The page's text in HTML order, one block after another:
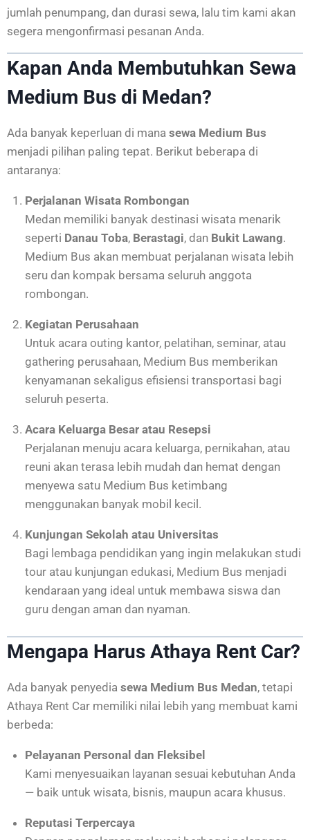
jumlah penumpang, dan durasi sewa, lalu tim kami akan
segera mengonfirmasi pesanan Anda.
Kapan Anda Membutuhkan Sewa
Medium Bus di Medan?
Ada banyak keperluan di mana sewa Medium Bus
menjadi pilihan paling tepat. Berikut beberapa di
antaranya:
Perjalanan Wisata Rombongan
Medan memiliki banyak destinasi wisata menarik
seperti Danau Toba, Berastagi, dan Bukit Lawang.
Medium Bus akan membuat perjalanan wisata lebih
seru dan kompak bersama seluruh anggota
rombongan.
Kegiatan Perusahaan
Untuk acara outing kantor, pelatihan, seminar, atau
gathering perusahaan, Medium Bus memberikan
kenyamanan sekaligus efisiensi transportasi bagi
seluruh peserta.
Acara Keluarga Besar atau Resepsi
Perjalanan menuju acara keluarga, pernikahan, atau
reuni akan terasa lebih mudah dan hemat dengan
menyewa satu Medium Bus ketimbang
menggunakan banyak mobil kecil.
Kunjungan Sekolah atau Universitas
Bagi lembaga pendidikan yang ingin melakukan studi
tour atau kunjungan edukasi, Medium Bus menjadi
kendaraan yang ideal untuk membawa siswa dan
guru dengan aman dan nyaman.
Mengapa Harus Athaya Rent Car?
Ada banyak penyedia sewa Medium Bus Medan, tetapi
Athaya Rent Car memiliki nilai lebih yang membuat kami
berbeda:
Pelayanan Personal dan Fleksibel
Kami menyesuaikan layanan sesuai kebutuhan Anda
— baik untuk wisata, bisnis, maupun acara khusus.
Reputasi Terpercaya